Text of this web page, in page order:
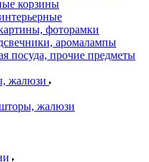
корзины
фоторамки
аромалампы
посуда, прочие предметы
жалюзи
жалюзи